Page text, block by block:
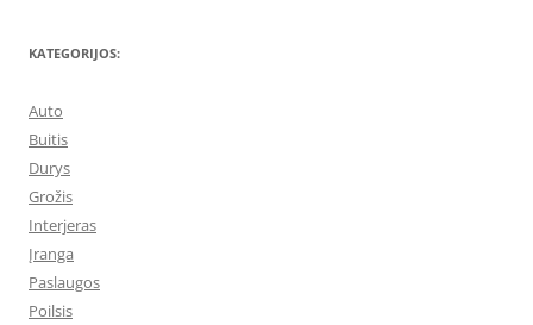
KATEGORIJOS:
Auto
Buitis
Durys
Grožis
Interjeras
Įranga
Paslaugos
Poilsis